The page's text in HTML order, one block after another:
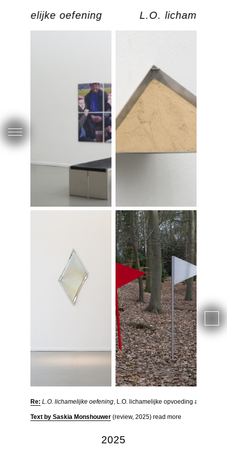
oefening L.O. lichamelijke
Re: L.O. lichamelijke oefening, L.O. lichamelijke opvoeding at ODA
Text by Saskia Monshouwer (review, 2025) read more
2025